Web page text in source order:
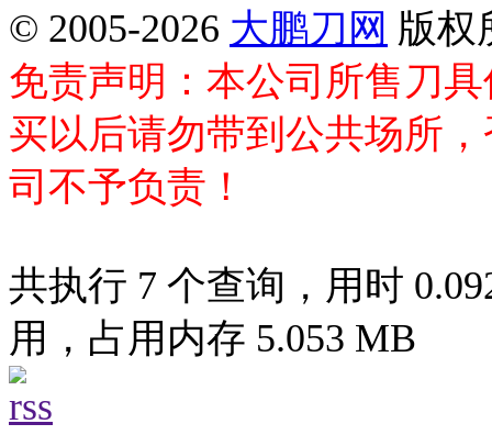
© 2005-2026 大鹏刀网 版权
免责声明：本公司所售刀
买以后请勿带到公共场所
司不予负责！
共执行 7 个查询，用时
用，占用内存 5.053 MB